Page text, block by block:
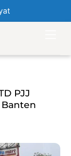
PJJ